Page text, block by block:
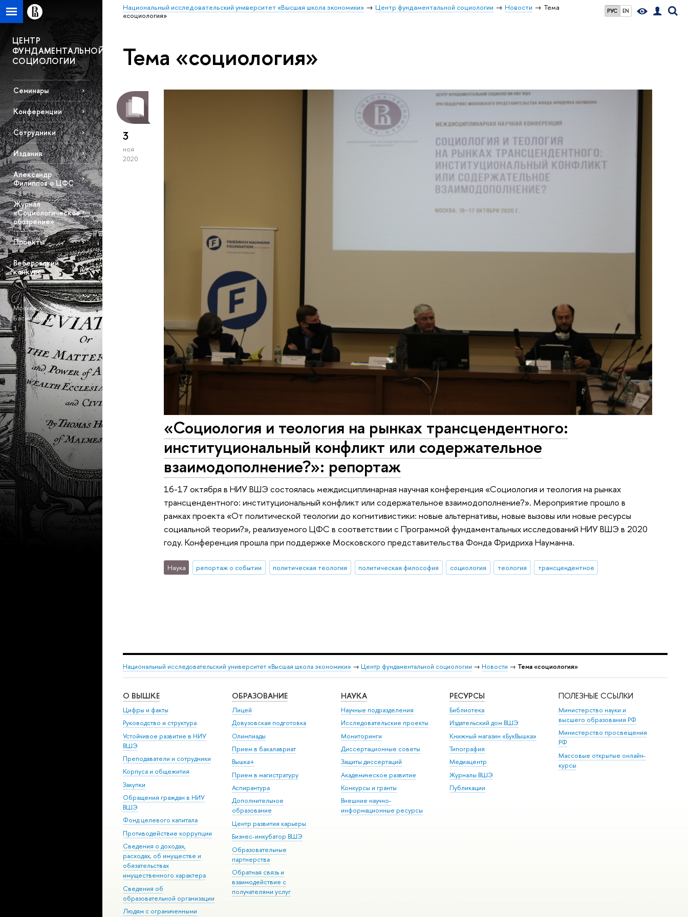
РУС EN
Национальный исследовательский университет «Высшая школа экономики» Центр фундаментальной социологии Новости
Тема
«социология»
ЦЕНТР
ФУНДАМЕНТАЛЬНОЙ
СОЦИОЛОГИИ
Семинары
Конференции
Сотрудники
Издания
Александр
Филиппов о ЦФС
Журнал
«Социологическое
обозрение»
Проекты
Веберовский
конкурс
Москва, ул. Ст.
Басманная, д. 21/4, стр.
1
Тема «социология»
3
ноя
2020
«Социология и теология на рынках трансцендентного:
институциональный конфликт или содержательное
взаимодополнение?»: репортаж
16-17 октября в НИУ ВШЭ состоялась междисциплинарная научная конференция «Социология и теология на рынках
трансцендентного: институциональный конфликт или содержательное взаимодополнение?». Мероприятие прошло в
рамках проекта «От политической теологии до когнитивистики: новые альтернативы, новые вызовы или новые ресурсы
социальной теории?», реализуемого ЦФС в соответствии с Программой фундаментальных исследований НИУ ВШЭ в 2020
году. Конференция прошла при поддержке Московского представительства Фонда Фридриха Науманна.
Наука репортаж о событии политическая теология политическая философия социология теология трансцендентное
Национальный исследовательский университет «Высшая школа экономики» → Центр фундаментальной социологии → Новости → Тема «социология»
О ВЫШКЕ
Цифры и факты
Руководство и структура
Устойчивое развитие в НИУ
ВШЭ
Преподаватели и сотрудники
Корпуса и общежития
Закупки
Обращения граждан в НИУ
ВШЭ
Фонд целевого капитала
Противодействие коррупции
Сведения о доходах,
расходах, об имуществе и
обязательствах
имущественного характера
Сведения об
образовательной организации
Людям с ограниченными
ОБРАЗОВАНИЕ
Лицей
Довузовская подготовка
Олимпиады
Прием в бакалавриат
Вышка+
Прием в магистратуру
Аспирантура
Дополнительное
образование
Центр развития карьеры
Бизнес-инкубатор ВШЭ
Образовательные
партнерства
Обратная связь и
взаимодействие с
получателями услуг
НАУКА
Научные подразделения
Исследовательские проекты
Мониторинги
Диссертационные советы
Защиты диссертаций
Академическое развитие
Конкурсы и гранты
Внешние научно-
информационные ресурсы
РЕСУРСЫ
Библиотека
Издательский дом ВШЭ
Книжный магазин «БукВышка»
Типография
Медиацентр
Журналы ВШЭ
Публикации
ПОЛЕЗНЫЕ ССЫЛКИ
Министерство науки и
высшего образования РФ
Министерство просвещения
РФ
Массовые открытые онлайн-
курсы